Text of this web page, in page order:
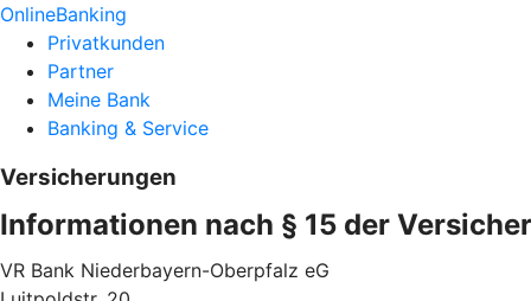
OnlineBanking
Privatkunden
Partner
Meine Bank
Banking & Service
Versicherungen
Informationen nach § 15 der
VR Bank Niederbayern-Oberpfalz eG